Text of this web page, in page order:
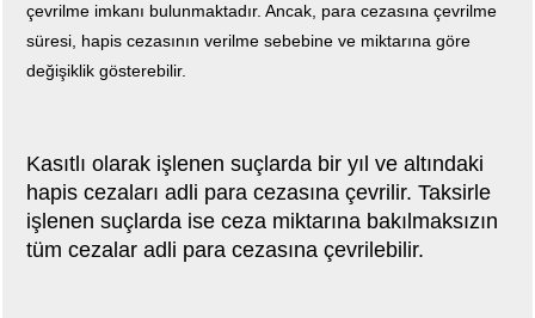
çevrilme imkanı bulunmaktadır. Ancak, para cezasına çevrilme
süresi, hapis cezasının verilme sebebine ve miktarına göre
değişiklik gösterebilir.
Kasıtlı olarak işlenen suçlarda bir yıl ve altındaki
hapis cezaları adli para cezasına çevrilir. Taksirle
işlenen suçlarda ise ceza miktarına bakılmaksızın
tüm cezalar adli para cezasına çevrilebilir.